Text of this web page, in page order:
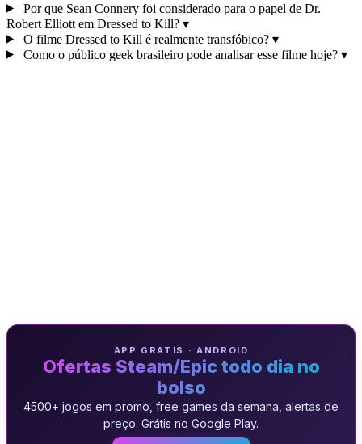
Por que Sean Connery foi considerado para o papel de Dr.
Robert Elliott em Dressed to Kill? ▾
O filme Dressed to Kill é realmente transfóbico? ▾
Como o público geek brasileiro pode analisar esse filme hoje? ▾
APP GRATIS · ANDROID
Ofertas Steam/Epic todo dia no
bolso
4500+ jogos em promo, free games da semana, alertas de
preço. Grátis no Google Play.